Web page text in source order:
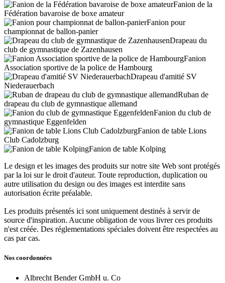
Fanion de la
Fédération bavaroise de boxe amateur
Fanion pour
championnat de ballon-panier
Drapeau du
club de gymnastique de Zazenhausen
Fanion
Association sportive de la police de Hambourg
Drapeau d'amitié SV
Niederauerbach
Ruban de
drapeau du club de gymnastique allemand
Fanion du club de
gymnastique Eggenfelden
Fanion de table Lions
Club Cadolzburg
Fanion de table Kolping
Le design et les images des produits sur notre site Web sont protégés
par la loi sur le droit d'auteur. Toute reproduction, duplication ou
autre utilisation du design ou des images est interdite sans
autorisation écrite préalable.
Les produits présentés ici sont uniquement destinés à servir de
source d'inspiration. Aucune obligation de vous livrer ces produits
n'est créée. Des réglementations spéciales doivent être respectées au
cas par cas.
Nos coordonnées
Albrecht Bender GmbH u. Co